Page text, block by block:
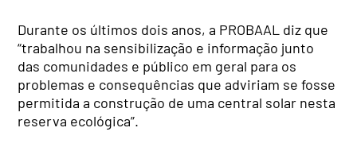
Durante os últimos dois anos, a PROBAAL diz que
“trabalhou na sensibilização e informação junto
das comunidades e público em geral para os
problemas e consequências que adviriam se fosse
permitida a construção de uma central solar nesta
reserva ecológica”.